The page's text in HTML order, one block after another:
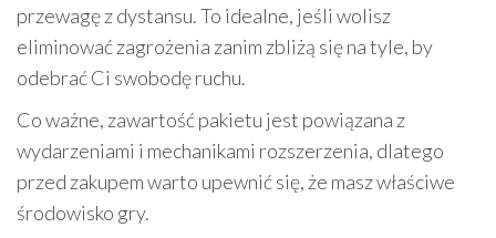
przewagę z dystansu. To idealne, jeśli wolisz
eliminować zagrożenia zanim zbliżą się na tyle, by
odebrać Ci swobodę ruchu.
Co ważne, zawartość pakietu jest powiązana z
wydarzeniami i mechanikami rozszerzenia, dlatego
przed zakupem warto upewnić się, że masz właściwe
środowisko gry.